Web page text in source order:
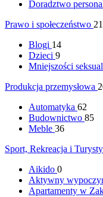
Doradztwo
Prawo i społeczeństwo
Blogi 14
Dzieci 9
Mniejszości
Produkcja przemysłowa
Automatyka 62
Budownictwo 85
Meble 36
Sport, Rekreacja i
Aikido 0
Aktywny
Apartamenty w